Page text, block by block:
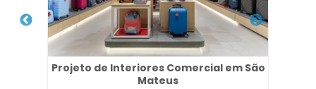
Projeto de Interiores Comercial em São
Mateus